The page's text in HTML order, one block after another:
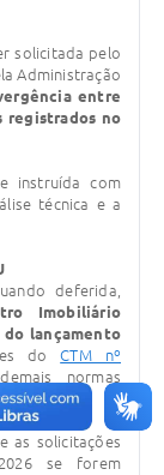
solicitada pelo
Administração
entre
registrados no
instruída com
técnica e a
deferida,
Imobiliário
do lançamento
doCTM nº
normas
as solicitações
se forem